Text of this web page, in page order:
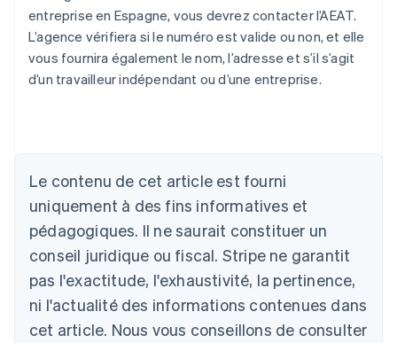
entreprise en Espagne, vous devrez contacter l’AEAT.
L’agence vérifiera si le numéro est valide ou non, et elle
vous fournira également le nom, l’adresse et s’il s’agit
d’un travailleur indépendant ou d’une entreprise.
Le contenu de cet article est fourni
uniquement à des fins informatives et
pédagogiques. Il ne saurait constituer un
conseil juridique ou fiscal. Stripe ne garantit
pas l'exactitude, l'exhaustivité, la pertinence,
ni l'actualité des informations contenues dans
cet article. Nous vous conseillons de consulter
Allemagne
DeutschEnglish
Australie
English
Autriche
Deutsch English
Belgique
NederlandsFrançaisDeutschEnglish
Brésil